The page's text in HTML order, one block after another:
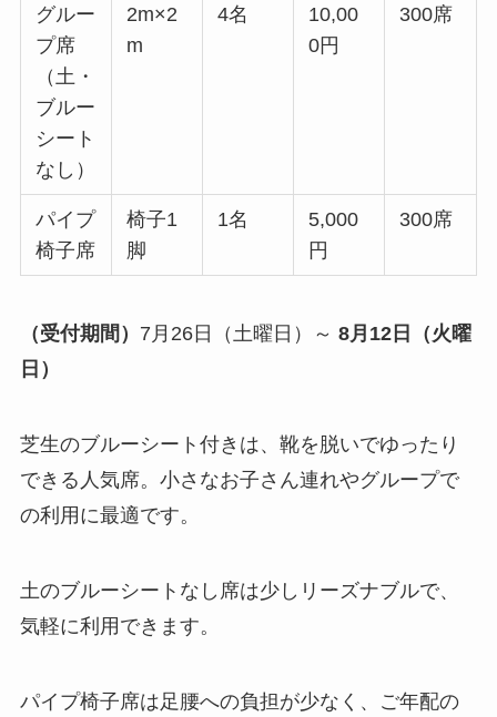
グルー
プ席
（土・
ブルー
シート
なし）
2m×2
m
4名
10,00
0円
300席
パイプ
椅子席
椅子1
脚
1名
5,000
円
300席
（受付期間） 7月26日（土曜日）～ 8月12日（火曜
日）
芝生のブルーシート付きは、靴を脱いでゆったり
できる人気席。小さなお子さん連れやグループで
の利用に最適です。
土のブルーシートなし席は少しリーズナブルで、
気軽に利用できます。
パイプ椅子席は足腰への負担が少なく、ご年配の